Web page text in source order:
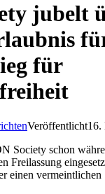
jubelt
für
Veröffentlicht16.
Society schon
Freilassung
einen vermeintlichen